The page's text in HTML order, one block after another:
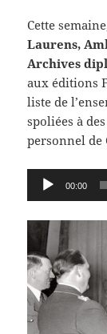
Cette
Laurens,
Archives
aux éditions
liste de
spoliées à
personnel de
Lecteur
audio
00:00